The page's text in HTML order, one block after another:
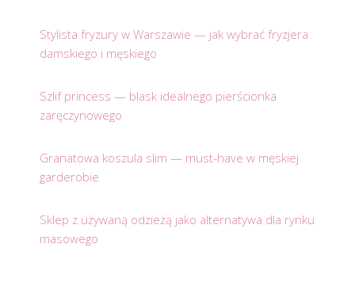
Stylista fryzury w Warszawie — jak wybrać fryzjera
damskiego i męskiego
Szlif princess — blask idealnego pierścionka
zaręczynowego
Granatowa koszula slim — must-have w męskiej
garderobie
Sklep z używaną odzieżą jako alternatywa dla rynku
masowego